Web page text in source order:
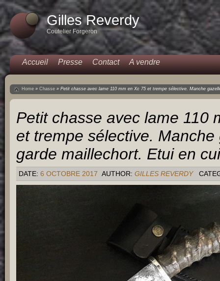
Gilles Reverdy
Coutelier Forgeron
Accueil Presse Contact A vendre
Home » Chasse » Petit chasse avec lame 110 mm en Xc 75 et trempe sélective. Manche
Petit chasse avec lame 110
et trempe sélective. Manche
garde maillechort. Etui en
DATE: 6 OCTOBRE 2017 AUTHOR: GILLES REVERDY